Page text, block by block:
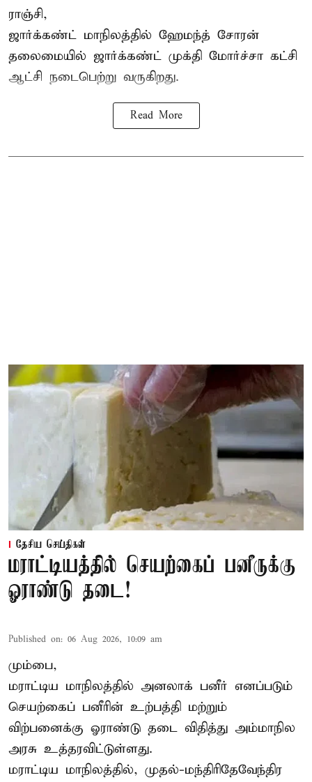
ராஞ்சி,
ஜார்க்கண்ட் மாநிலத்தில் ஹேமந்த் சோரன்
தலைமையில் ஜார்க்கண்ட் முக்தி மோர்ச்சா கட்சி
ஆட்சி நடைபெற்று வருகிறது.
Read More
தேசிய செய்திகள்
மராட்டியத்தில் செயற்கைப் பனீருக்கு
ஓராண்டு தடை!
Published on: 06 Aug 2026, 10:09 am
மும்பை,
மராட்டிய மாநிலத்தில் அனலாக் பனீர் எனப்படும்
செயற்கைப் பனீரின் உற்பத்தி மற்றும்
விற்பனைக்கு ஓராண்டு தடை விதித்து அம்மாநில
அரசு உத்தரவிட்டுள்ளது.
மராட்டிய மாநிலத்தில், முதல்-மந்திரிதேவேந்திர